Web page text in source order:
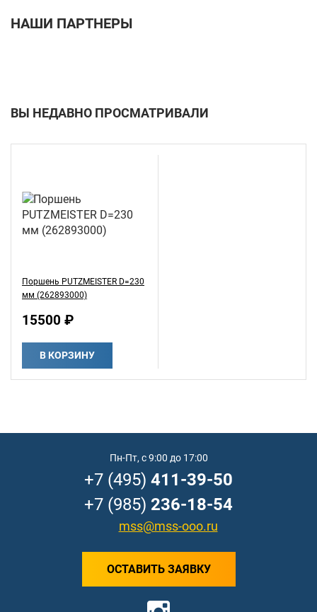
НАШИ ПАРТНЕРЫ
ВЫ НЕДАВНО ПРОСМАТРИВАЛИ
Поршень PUTZMEISTER D=230
мм (262893000)
15500 ₽
В КОРЗИНУ
Пн-Пт, с 9:00 до 17:00
+7 (495) 411-39-50
+7 (985) 236-18-54
mss@mss-ooo.ru
ОСТАВИТЬ ЗАЯВКУ